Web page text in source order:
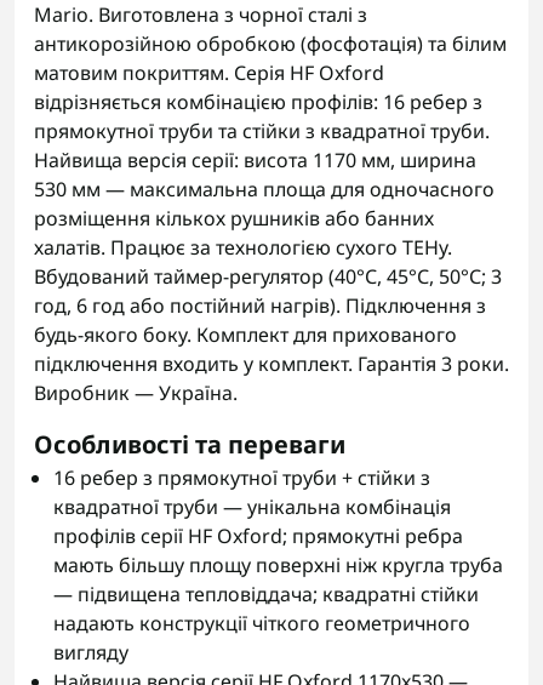
Mario. Виготовлена з чорної сталі з
антикорозійною обробкою (фосфотація) та білим
матовим покриттям. Серія HF Oxford
відрізняється комбінацією профілів: 16 ребер з
прямокутної труби та стійки з квадратної труби.
Найвища версія серії: висота 1170 мм, ширина
530 мм — максимальна площа для одночасного
розміщення кількох рушників або банних
халатів. Працює за технологією сухого ТЕНу.
Вбудований таймер-регулятор (40°С, 45°С, 50°С; 3
год, 6 год або постійний нагрів). Підключення з
будь-якого боку. Комплект для прихованого
підключення входить у комплект. Гарантія 3 роки.
Виробник — Україна.
Особливості та переваги
16 ребер з прямокутної труби + стійки з
квадратної труби — унікальна комбінація
профілів серії HF Oxford; прямокутні ребра
мають більшу площу поверхні ніж кругла труба
— підвищена тепловіддача; квадратні стійки
надають конструкції чіткого геометричного
вигляду